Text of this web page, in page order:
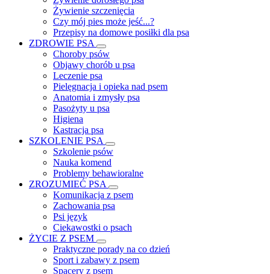
Żywienie szczenięcia
Czy mój pies może jeść...?
Przepisy na domowe posiłki dla psa
ZDROWIE PSA
Choroby psów
Objawy chorób u psa
Leczenie psa
Pielęgnacja i opieka nad psem
Anatomia i zmysły psa
Pasożyty u psa
Higiena
Kastracja psa
SZKOLENIE PSA
Szkolenie psów
Nauka komend
Problemy behawioralne
ZROZUMIEĆ PSA
Komunikacja z psem
Zachowania psa
Psi język
Ciekawostki o psach
ŻYCIE Z PSEM
Praktyczne porady na co dzień
Sport i zabawy z psem
Spacery z psem